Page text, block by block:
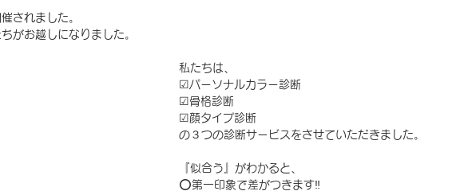
されました。
がお越しになりました。
私たちは、
☑︎パーソナルカラー診断
☑︎骨格診断
☑︎顔タイプ診断
の３つの診断サービスをさせていただきました。
『似合う』がわかると、
⭕️第一印象で差がつきます‼️